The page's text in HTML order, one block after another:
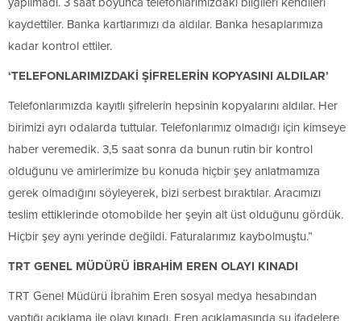
kaydettiler. Banka kartlarımızı da aldılar. Banka hesaplarımıza
kadar kontrol ettiler.
‘TELEFONLARIMIZDAKİ ŞİFRELERİN KOPYASINI ALDILAR’
Telefonlarımızda kayıtlı şifrelerin hepsinin kopyalarını aldılar. Her
birimizi ayrı odalarda tuttular. Telefonlarımız olmadığı için kimseye
haber veremedik. 3,5 saat sonra da bunun rutin bir kontrol
olduğunu ve amirlerimize bu konuda hiçbir şey anlatmamıza
gerek olmadığını söyleyerek, bizi serbest bıraktılar. Aracımızı
teslim ettiklerinde otomobilde her şeyin alt üst olduğunu gördük.
Hiçbir şey aynı yerinde değildi. Faturalarımız kaybolmuştu.”
TRT GENEL MÜDÜRÜ İBRAHİM EREN OLAYI KINADI
TRT Genel Müdürü İbrahim Eren sosyal medya hesabından
yaptığı açıklama ile olayı kınadı. Eren açıklamasında şu ifadelere